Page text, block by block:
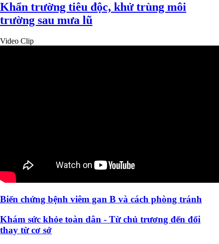
Khẩn trường tiêu độc, khử trùng môi
trường sau mưa lũ
Video Clip
Biến chứng bệnh viêm gan B và cách phòng tránh
Khám sức khỏe toàn dân - Từ chủ trương đến đổi
thay từ cơ sở